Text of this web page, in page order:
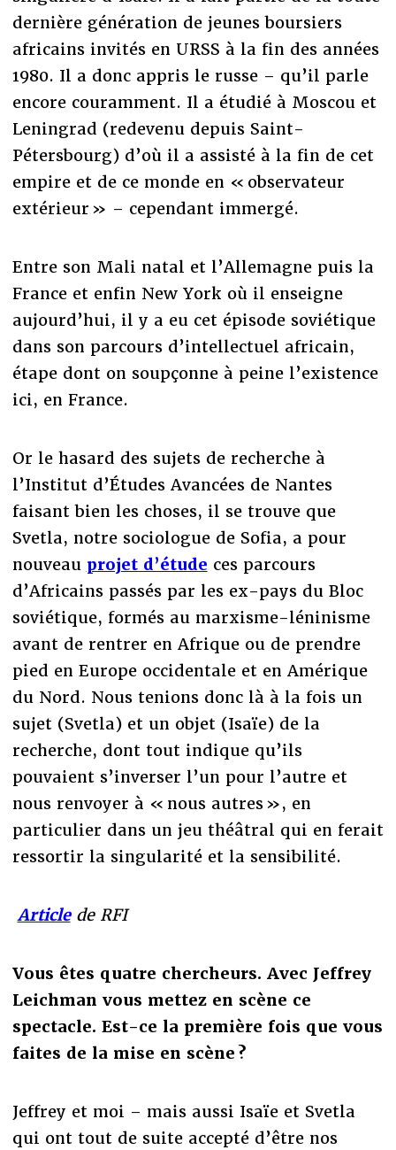
dernière génération de jeunes boursiers
africains invités en URSS à la fin des années
1980. Il a donc appris le russe – qu’il parle
encore couramment. Il a étudié à Moscou et
Leningrad (redevenu depuis Saint-
Pétersbourg) d’où il a assisté à la fin de cet
empire et de ce monde en « observateur
extérieur » – cependant immergé.
Entre son Mali natal et l’Allemagne puis la
France et enfin New York où il enseigne
aujourd’hui, il y a eu cet épisode soviétique
dans son parcours d’intellectuel africain,
étape dont on soupçonne à peine l’existence
ici, en France.
Or le hasard des sujets de recherche à
l’Institut d’Études Avancées de Nantes
faisant bien les choses, il se trouve que
Svetla, notre sociologue de Sofia, a pour
nouveau projet d’étude ces parcours
d’Africains passés par les ex-pays du Bloc
soviétique, formés au marxisme-léninisme
avant de rentrer en Afrique ou de prendre
pied en Europe occidentale et en Amérique
du Nord. Nous tenions donc là à la fois un
sujet (Svetla) et un objet (Isaïe) de la
recherche, dont tout indique qu’ils
pouvaient s’inverser l’un pour l’autre et
nous renvoyer à « nous autres », en
particulier dans un jeu théâtral qui en ferait
ressortir la singularité et la sensibilité.
Articlede RFI
Vous êtes quatre chercheurs. Avec Jeffrey
Leichman vous mettez en scène ce
spectacle. Est-ce la première fois que vous
faites de la mise en scène ?
Jeffrey et moi – mais aussi Isaïe et Svetla
qui ont tout de suite accepté d’être nos